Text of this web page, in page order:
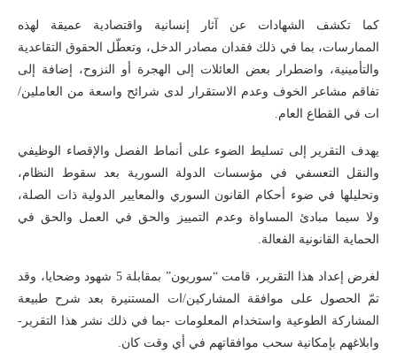
كما تكشف الشهادات عن آثار إنسانية واقتصادية عميقة لهذه
الممارسات، بما في ذلك فقدان مصادر الدخل، وتعطّل الحقوق التقاعدية
والتأمينية، واضطرار بعض العائلات إلى الهجرة أو النزوح، إضافة إلى
تفاقم مشاعر الخوف وعدم الاستقرار لدى شرائح واسعة من العاملين/
ات في القطاع العام.
يهدف التقرير إلى تسليط الضوء على أنماط الفصل والإقصاء الوظيفي
والنقل التعسفي في مؤسسات الدولة السورية بعد سقوط النظام،
وتحليلها في ضوء أحكام القانون السوري والمعايير الدولية ذات الصلة،
ولا سيما مبادئ المساواة وعدم التمييز والحق في العمل والحق في
الحماية القانونية الفعالة.
لغرض إعداد هذا التقرير، قامت “سوريون” بمقابلة 5 شهود وضحايا، وقد
تمّ الحصول على موافقة المشاركين/ات المستنيرة بعد شرح طبيعة
المشاركة الطوعية واستخدام المعلومات -بما في ذلك نشر هذا التقرير-
وابلاغهم بإمكانية سحب موافقاتهم في أي وقت كان.